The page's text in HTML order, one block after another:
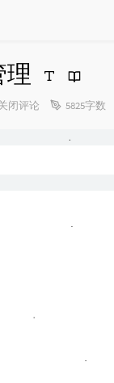
理
闭评论 5825字数